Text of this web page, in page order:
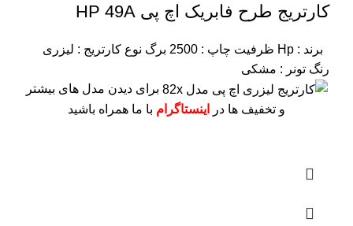
کارتریج طرح فابریک اچ پی HP 49A
برند : Hp ظرفیت چاپ : 2500 برگ
نوع کارتریج : لیزری
رنگ تونر : مشکی
برای دیدن مدل های بیشتر
و تخفیف ها در
اینستاگرام با ما همراه باشید